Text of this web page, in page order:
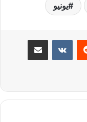
يونيو
مشاركة عبر البريد